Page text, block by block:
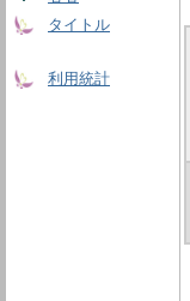
タイトル
利用統計